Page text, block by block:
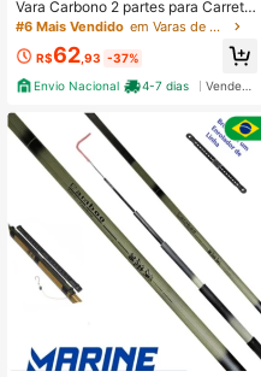
Vara Carbono 2 partes para Carretil
ha 1.80m -8-15lbs
#6 Mais Vendido em Varas de pesca
R$62,93 -37%
Envio Nacional
4-7 dias